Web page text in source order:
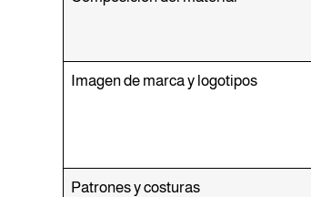
Imagen de marca y logotipos
Patrones y costuras